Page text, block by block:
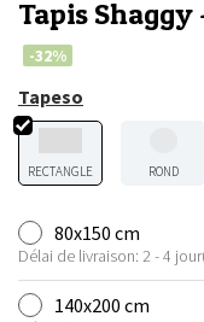
Tapis Shaggy
-32%
Tapeso
RECTANGLE ROND
80x150 cm
Délai de livraison: 2 - 4
140x200 cm